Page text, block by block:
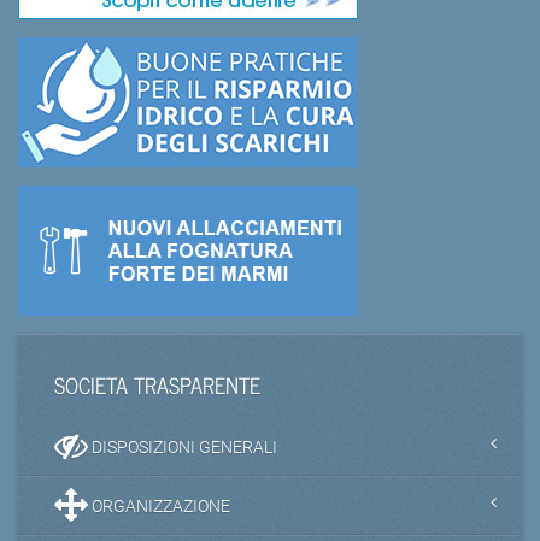
SOCIETA TRASPARENTE
DISPOSIZIONI GENERALI
ORGANIZZAZIONE